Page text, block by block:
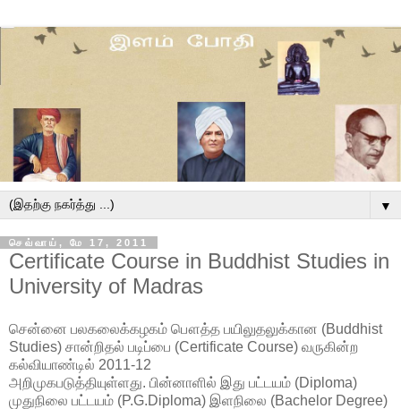
▼
செவ்வாய், மே 17, 2011
Certificate Course in Buddhist Studies in
University of Madras
சென்னை பலகலைக்கழகம் பௌத்த பயிலுதலுக்கான (Buddhist
Studies) சான்றிதல் படிப்பை (Certificate Course) வருகின்ற
கல்வியாண்டில் 2011-12
அறிமுகபடுத்தியுள்ளது. பின்னாளில் இது பட்டயம் (Diploma)
முதுநிலை பட்டயம் (P.G.Diploma) இளநிலை (Bachelor Degree)